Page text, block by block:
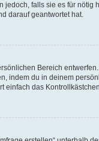
falls sie es für
darauf geantwortet hat.
Bereich
indem du in deinem
das